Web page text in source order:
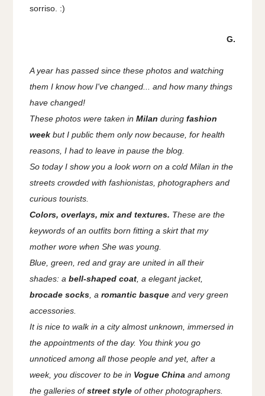
sorriso. :)
G.
A year has passed since these photos and watching
them I know how I've changed... and how many things
have changed!
These photos were taken inMilan duringfashion
weekbut I public them only now because, for health
reasons, I had to leave in pause the blog.
So today I show you a look worn on a cold Milan in the
streets crowded with fashionistas, photographers and
curious tourists.
Colors, overlays, mix and textures. These are the
keywords of an outfits born fitting a skirt that my
mother wore when She was young.
Blue, green, red and gray are united in all their
shades: abell-shaped coat , a elegant jacket,
brocade socks , a romantic basque and very green
accessories.
It is nice to walk in a city almost unknown, immersed in
the appointments of the day. You think you go
unnoticed among all those people and yet, after a
week, you discover to be in Vogue Chinaand among
the galleries ofstreet style of other photographers.